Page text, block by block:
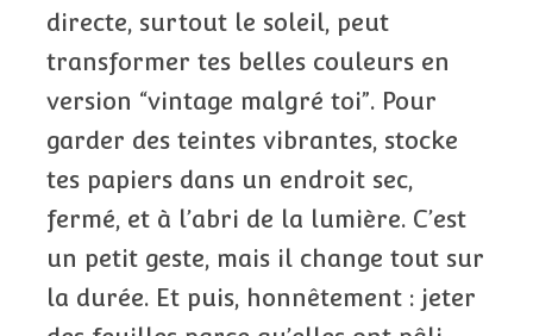
directe, surtout le soleil, peut
transformer tes belles couleurs en
version “vintage malgré toi”. Pour
garder des teintes vibrantes, stocke
tes papiers dans un endroit sec,
fermé, et à l’abri de la lumière. C’est
un petit geste, mais il change tout sur
la durée. Et puis, honnêtement : jeter